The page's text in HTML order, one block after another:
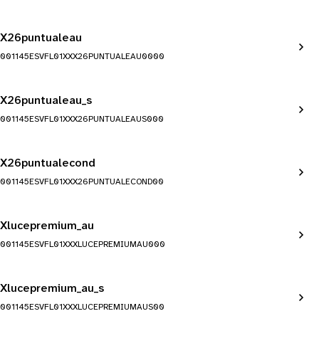
X26puntualeau
001145ESVFL01XXX26PUNTUALEAU0000
X26puntualeau_s
001145ESVFL01XXX26PUNTUALEAUS000
X26puntualecond
001145ESVFL01XXX26PUNTUALECOND00
Xlucepremium_au
001145ESVFL01XXXLUCEPREMIUMAU000
Xlucepremium_au_s
001145ESVFL01XXXLUCEPREMIUMAUS00